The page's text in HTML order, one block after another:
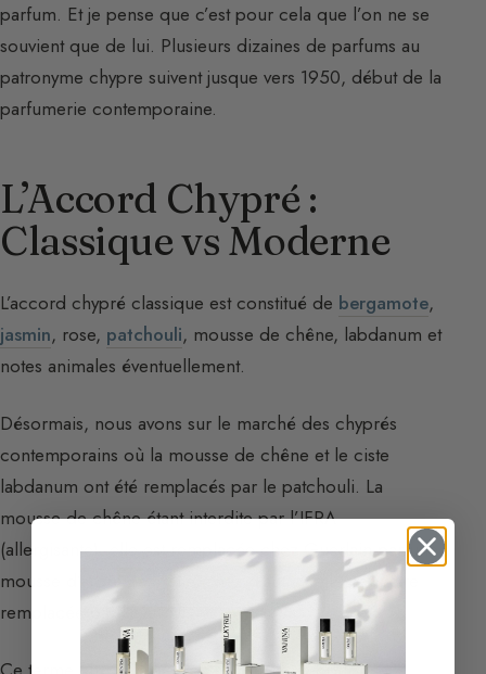
parfum. Et je pense que c’est pour cela que l’on ne se
souvient que de lui. Plusieurs dizaines de parfums au
patronyme chypre suivent jusque vers 1950, début de la
parfumerie contemporaine.
L’Accord Chypré :
Classique vs Moderne
L’accord chypré classique est constitué de bergamote,
jasmin, rose, patchouli, mousse de chêne, labdanum et
notes animales éventuellement.
Désormais, nous avons sur le marché des chyprés
contemporains où la mousse de chêne et le ciste
labdanum ont été remplacés par le patchouli. La
mousse de chêne étant interdite par l’IFRA
(allergisante), elle est remplacée chez Guerlain par une
mousse d’arbre naturelle, chez d’autres elle peut être
remplacée par l’evernyl.